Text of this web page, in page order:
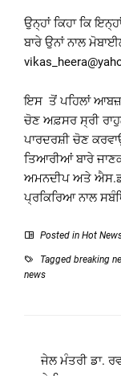
ਉਨ੍ਹਾਂ ਕਿਹਾ ਕਿ
ਬਾਰੇ ਉਨਾਂ ਨਾਲ
ਇਸ ਤੋਂ ਪਹਿਲਾਂ
ਚੋਣ ਅਫ਼ਸਰ ਸ੍ਰੀ
ਪਾਰਦਰਸ਼ੀ ਚੋਣ
ਤਿਆਰੀਆਂ ਬਾਰੇ
ਅਮਨਦੀਪ ਅਤੇ
ਪ੍ਰਕਿਰਿਆ ਨਾਲ
Posted in Hot
Tagged breaking
news
ਜੇਲ ਮੰਤਰੀ ਡਾ.